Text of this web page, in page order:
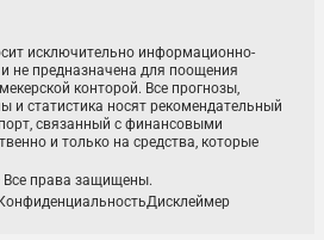
исключительно информационно-
не предназначена для поощения
конторой. Все прогнозы,
и статистика носят рекомендательный
связанный с финансовыми
и только на средства, которые
Все права защищены.
Дисклеймер